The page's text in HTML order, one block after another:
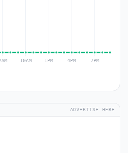
ADVERTISE HERE